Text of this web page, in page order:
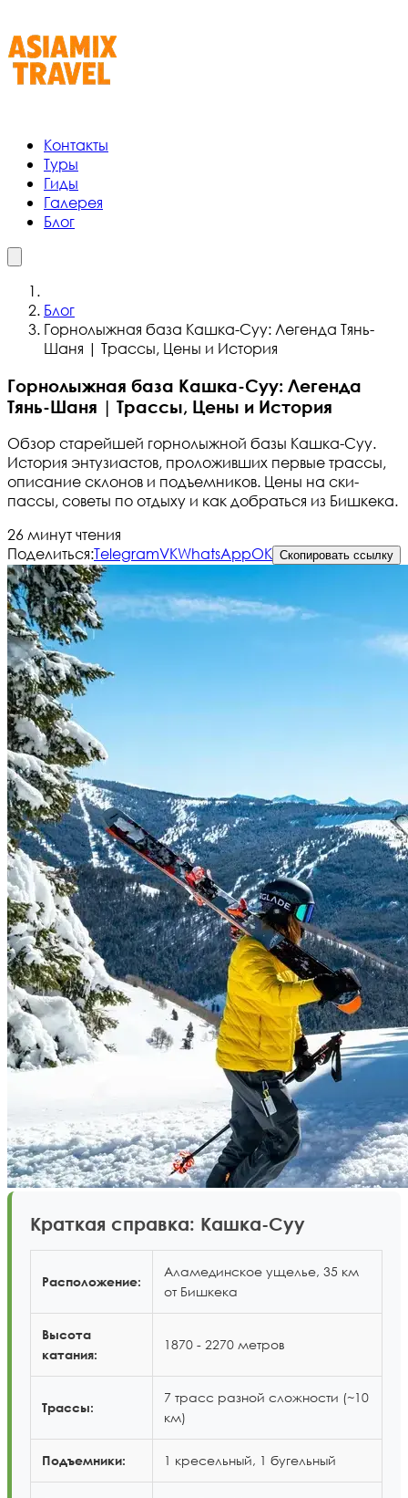
Контакты
Туры
Гиды
Галерея
Блог
Блог
Горнолыжная база Кашка-Суу: Легенда Тянь-
Шаня | Трассы, Цены и История
Горнолыжная база Кашка-Суу: Легенда
Тянь-Шаня | Трассы, Цены и История
Обзор старейшей горнолыжной базы Кашка-Суу.
История энтузиастов, проложивших первые трассы,
описание склонов и подъемников. Цены на ски-
пассы, советы по отдыху и как добраться из Бишкека.
26 минут чтения
Поделиться:TelegramVKWhatsAppOK Скопировать ссылку
Краткая справка: Кашка-Суу
Расположение:
Аламединское ущелье, 35 км
от Бишкека
Высота
катания:
1870 - 2270 метров
Трассы:
7 трасс разной сложности (~10
км)
Подъемники: 1 кресельный, 1 бугельный